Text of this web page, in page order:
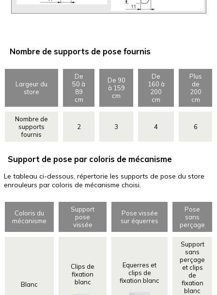
Nombre de supports de pose fournis
Largeur du
store
De
50 à
89
cm
De 90
à 159
cm
De
160 à
200
cm
Plus
de
200
cm
Nombre de
supports
fournis
2 3 4 6
Support de pose par coloris de mécanisme
Le tableau ci-dessous, répertorie les supports de pose du store
enrouleurs par coloris de mécanisme choisi.
Coloris du
mécanisme
Support
pose
vissée
Pose vissée
sur équerres
Pose
sans
perçage
Blanc
Clips de
fixation
blanc
Equerres et
clips de
fixation blanc
Support
sans
perçage
et clips
de
fixation
blanc